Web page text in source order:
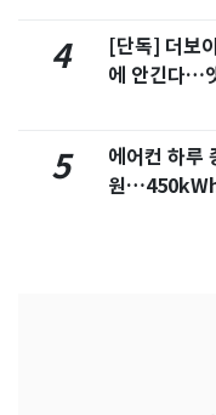
4
[단독] 더보
에 안긴다…
5
에어컨 하루
원